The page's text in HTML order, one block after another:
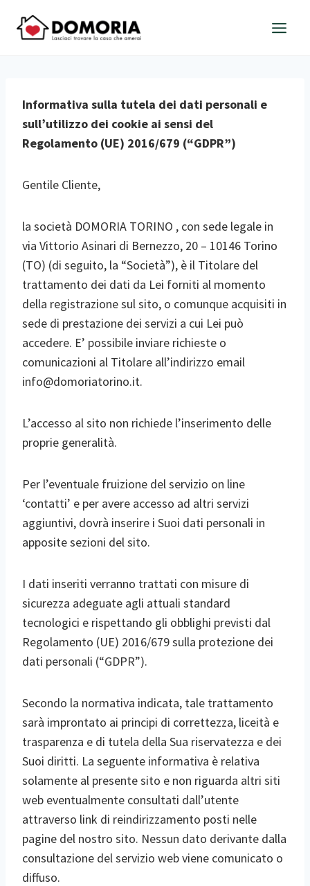
Informativa sulla tutela dei dati personali e
sull’utilizzo dei cookie ai sensi del
Regolamento (UE) 2016/679 (“GDPR”)
Gentile Cliente,
la società DOMORIA TORINO , con sede legale in
via Vittorio Asinari di Bernezzo, 20 – 10146 Torino
(TO) (di seguito, la “Società”), è il Titolare del
trattamento dei dati da Lei forniti al momento
della registrazione sul sito, o comunque acquisiti in
sede di prestazione dei servizi a cui Lei può
accedere. E’ possibile inviare richieste o
comunicazioni al Titolare all’indirizzo email
info@domoriatorino.it.
L’accesso al sito non richiede l’inserimento delle
proprie generalità.
Per l’eventuale fruizione del servizio on line
‘contatti’ e per avere accesso ad altri servizi
aggiuntivi, dovrà inserire i Suoi dati personali in
apposite sezioni del sito.
I dati inseriti verranno trattati con misure di
sicurezza adeguate agli attuali standard
tecnologici e rispettando gli obblighi previsti dal
Regolamento (UE) 2016/679 sulla protezione dei
dati personali (“GDPR”).
Secondo la normativa indicata, tale trattamento
sarà improntato ai principi di correttezza, liceità e
trasparenza e di tutela della Sua riservatezza e dei
Suoi diritti. La seguente informativa è relativa
solamente al presente sito e non riguarda altri siti
web eventualmente consultati dall’utente
attraverso link di reindirizzamento posti nelle
pagine del nostro sito. Nessun dato derivante dalla
consultazione del servizio web viene comunicato o
diffuso.